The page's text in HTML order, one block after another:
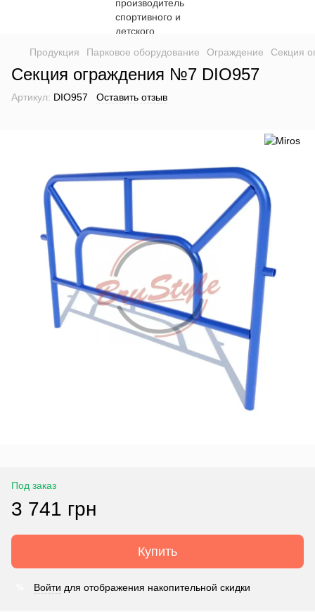
Продукция Парковое оборудование Ограждение Секция
Секция ограждения №7 DIO957
Артикул: DIO957 Оставить отзыв
Под заказ
3 741 грн
Купить
Войти для отображения накопительной скидки